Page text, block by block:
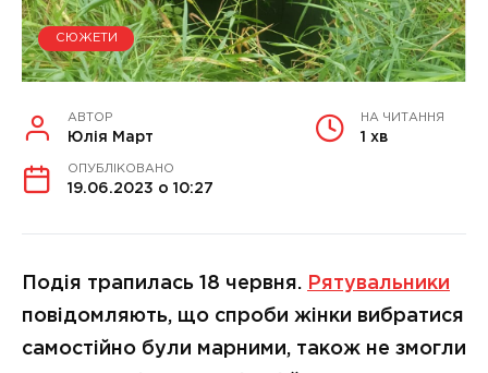
СЮЖЕТИ
АВТОР
Юлія Март
НА ЧИТАННЯ
1 хв
ОПУБЛІКОВАНО
19.06.2023 о 10:27
Подія трапилась 18 червня. Рятувальники
повідомляють, що спроби жінки вибратися
самостійно були марними, також не змогли